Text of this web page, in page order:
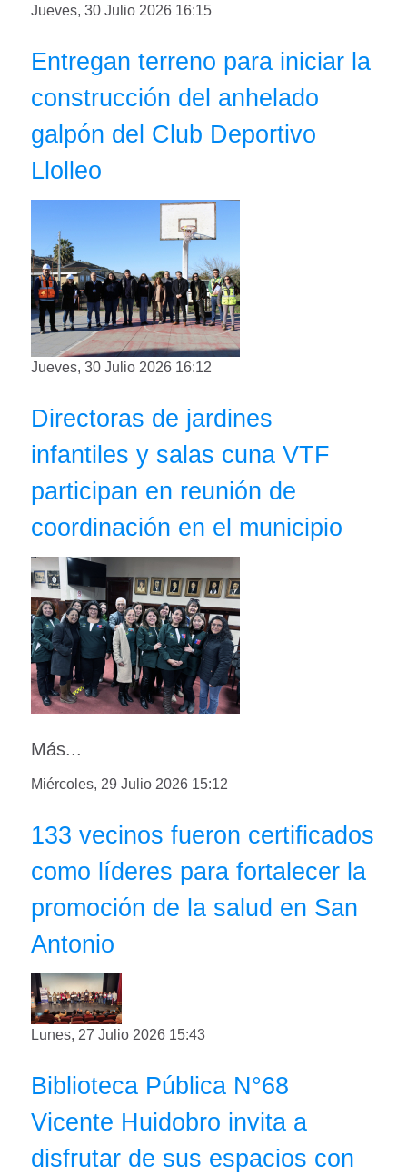
Jueves, 30 Julio 2026 16:15
Entregan terreno para iniciar la
construcción del anhelado
galpón del Club Deportivo
Llolleo
Jueves, 30 Julio 2026 16:12
Directoras de jardines
infantiles y salas cuna VTF
participan en reunión de
coordinación en el municipio
Más...
Miércoles, 29 Julio 2026 15:12
133 vecinos fueron certificados
como líderes para fortalecer la
promoción de la salud en San
Antonio
Lunes, 27 Julio 2026 15:43
Biblioteca Pública N°68
Vicente Huidobro invita a
disfrutar de sus espacios con